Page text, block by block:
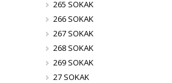
265 SOKAK
266 SOKAK
267 SOKAK
268 SOKAK
269 SOKAK
27 SOKAK